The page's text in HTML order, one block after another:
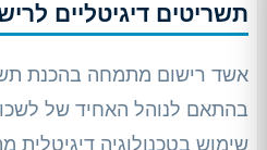
תשריטים דיגיטליים
אשד רישום מתמחה בהכנת
בהתאם לנוהל האחיד של
שימוש בטכנולוגיה